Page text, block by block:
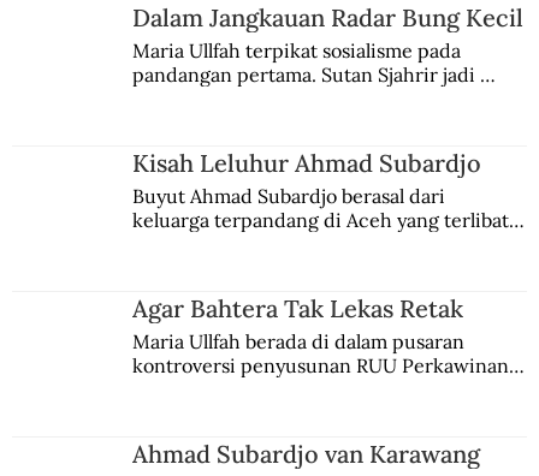
Masa Jaya Maskapai Kapal Hindia
Dalam Jangkauan Radar Bung Kecil
Maria Ullfah terpikat sosialisme pada
pandangan pertama. Sutan Sjahrir jadi
Kisah Leluhur Ahmad Subardjo
Buyut Ahmad Subardjo berasal dari
keluarga terpandang di Aceh yang terlibat
Agar Bahtera Tak Lekas Retak
Maria Ullfah berada di dalam pusaran
kontroversi penyusunan RUU Perkawinan.
Ahmad Subardjo van Karawang